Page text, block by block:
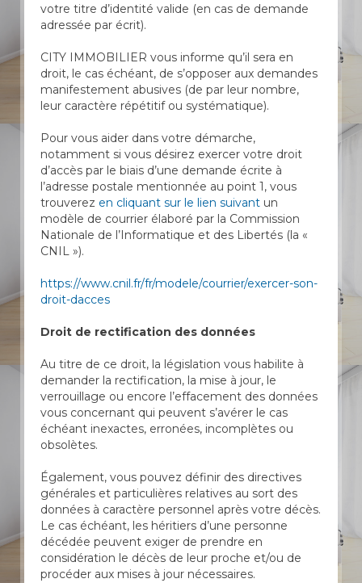
votre titre d’identité valide (en cas de demande
adressée par écrit).
CITY IMMOBILIER vous informe qu’il sera en
droit, le cas échéant, de s’opposer aux demandes
manifestement abusives (de par leur nombre,
leur caractère répétitif ou systématique).
Pour vous aider dans votre démarche,
notamment si vous désirez exercer votre droit
d’accès par le biais d’une demande écrite à
l’adresse postale mentionnée au point 1, vous
trouverez en cliquant sur le lien suivant un
modèle de courrier élaboré par la Commission
Nationale de l’Informatique et des Libertés (la «
CNIL »).
https://www.cnil.fr/fr/modele/courrier/exercer-son-
droit-dacces
Droit de rectification des données
Au titre de ce droit, la législation vous habilite à
demander la rectification, la mise à jour, le
verrouillage ou encore l’effacement des données
vous concernant qui peuvent s’avérer le cas
échéant inexactes, erronées, incomplètes ou
obsolètes.
Également, vous pouvez définir des directives
générales et particulières relatives au sort des
données à caractère personnel après votre décès.
Le cas échéant, les héritiers d’une personne
décédée peuvent exiger de prendre en
considération le décès de leur proche et/ou de
procéder aux mises à jour nécessaires.